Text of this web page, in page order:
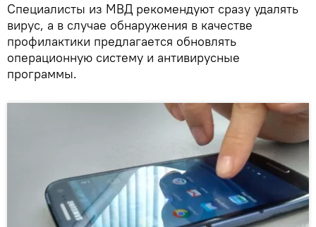
Специалисты из МВД рекомендуют сразу удалять
вирус, а в случае обнаружения в качестве
профилактики предлагается обновлять
операционную систему и антивирусные
программы.